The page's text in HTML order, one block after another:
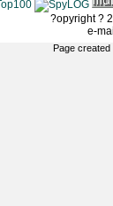
?opyright ?
e-
Page